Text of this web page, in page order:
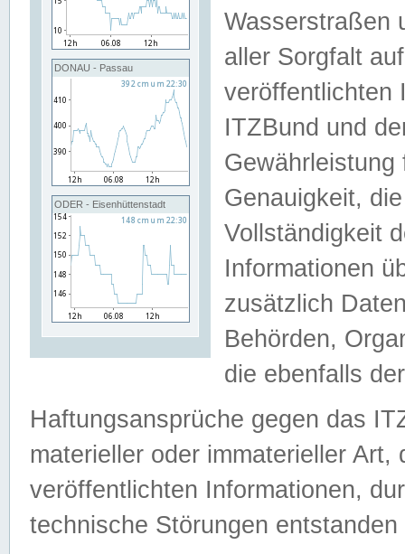
DONAU - Passau
ODER - Eisenhüttenstadt
Wasserstraßen
aller Sorgfalt
veröffentlichten
ITZBund und
Genauigkeit,
Vollständigkeit
Informationen
zusätzlich
Behörden,
die ebenfalls
Haftungsansprüche gegen das
materieller oder immaterieller
veröffentlichten Informationen,
technische Störungen